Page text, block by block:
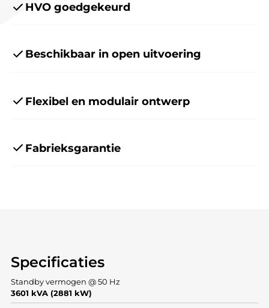
HVO goedgekeurd
Beschikbaar in open uitvoering
Flexibel en modulair ontwerp
Fabrieksgarantie
Specificaties
Standby vermogen @ 50 Hz
3601 kVA (2881 kW)